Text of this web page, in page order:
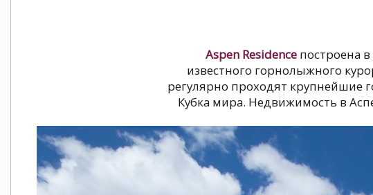
Aspen Residenceпостроена в
известного горнолыжного
регулярно проходят крупнейшие
Кубка мира. Недвижимость в